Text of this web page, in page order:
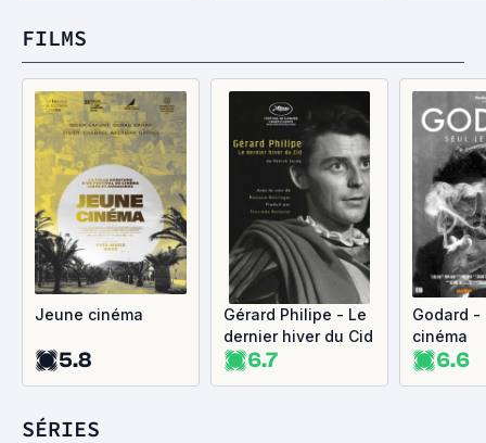
FILMS
Jeune cinéma
5.8
Gérard Philipe - Le
dernier hiver du Cid
6.7
Godard -
cinéma
6.6
SÉRIES